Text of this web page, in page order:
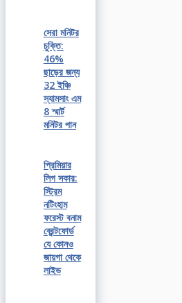
সেরা মনিটর
চুক্তি:
46%
ছাড়ের জন্য
32 ইঞ্চি
স্যামসাং এম
8 স্মার্ট
মনিটর পান
প্রিমিয়ার
লিগ সকার:
স্ট্রিম
নটিংহাম
ফরেস্ট বনাম
ব্রেন্টফোর্ড
যে কোনও
জায়গা থেকে
লাইভ